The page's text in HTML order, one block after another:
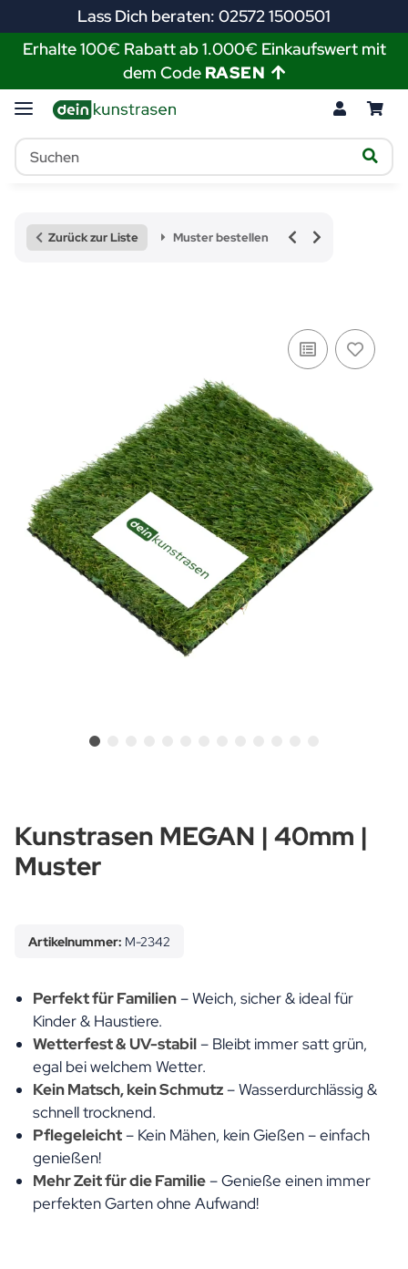
Lass Dich beraten: 02572 1500501
Erhalte 100€ Rabatt ab 1.000€ Einkaufswert mit
dem Code RASEN
Zurück zur Liste Muster bestellen
Kunstrasen MEGAN | 40mm |
Muster
Artikelnummer: M-2342
Perfekt für Familien– Weich, sicher & ideal für
Kinder & Haustiere.
Wetterfest & UV-stabil– Bleibt immer satt grün,
egal bei welchem Wetter.
Kein Matsch, kein Schmutz– Wasserdurchlässig &
schnell trocknend.
Pflegeleicht– Kein Mähen, kein Gießen – einfach
genießen!
Mehr Zeit für die Familie– Genieße einen immer
perfekten Garten ohne Aufwand!